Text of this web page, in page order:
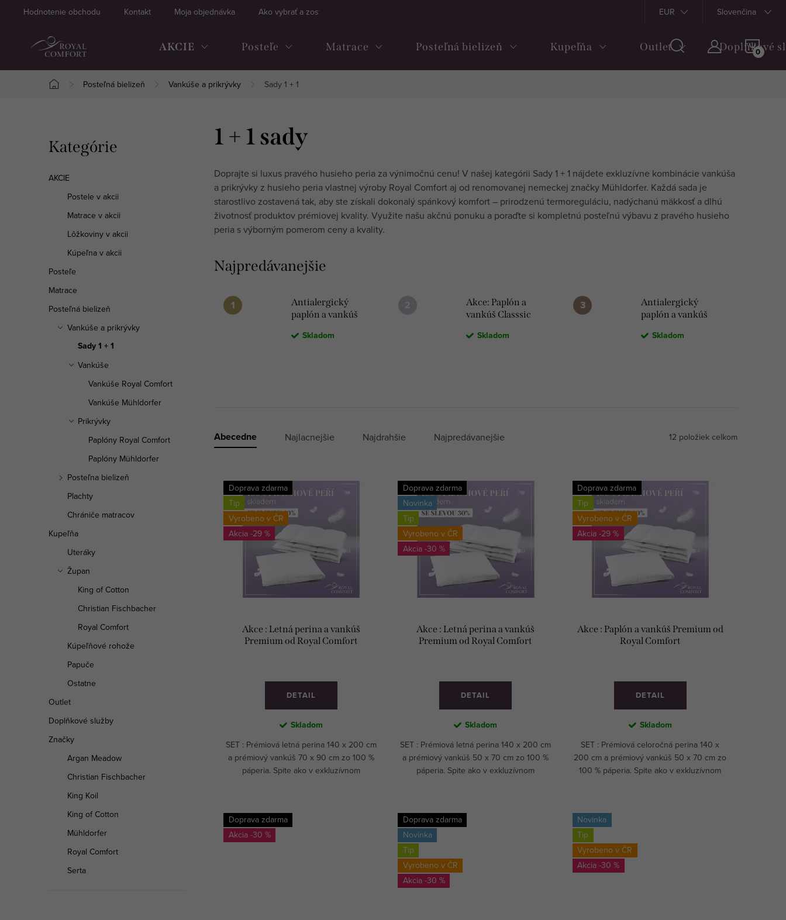
Hodnotenie obchodu Kontakt Moja objednávka Ako vybrať a zostaviť kontinentálnu posteľ Preprava a platba Vrátenie tovaru a
EUR Slovenčina
AKCIE Posteľe Matrace Posteľná bielizeň Kupeľňa Outlet Doplňkové
Domov
Posteľná bielizeň Vankúše a prikrývky Sady 1 + 1
o
č
a
n
e
Preskočiť
kategórie
Kategórie
AKCIE
Postele v akcii
Matrace v akcii
Lôžkoviny v akcii
Kúpeľna v akcii
Posteľe
Matrace
Posteľná bielizeň
Vankúše a prikrývky
Sady 1 + 1
Vankúše
Vankúše Royal Comfort
Vankúše Mühldorfer
Prikrývky
Paplóny Royal Comfort
Paplóny Mühldorfer
Posteľna bielizeň
Plachty
Chrániče matracov
Kupeľňa
Uteráky
Župan
King of Cotton
Christian Fischbacher
Royal Comfort
Kúpeľňové rohože
Papuče
Ostatne
Outlet
Doplňkové služby
Značky
Argan Meadow
Christian Fischbacher
King Koil
King of Cotton
Mühldorfer
Royal Comfort
Serta
1 + 1 sady
Doprajte si luxus pravého husieho peria za výnimočnú cenu! V našej kategórii Sady 1 + 1 nájdete exkluzívne kombinácie vankúša
a prikrývky z husieho peria vlastnej výroby Royal Comfort aj od renomovanej nemeckej značky Mühldorfer. Každá sada je
starostlivo zostavená tak, aby ste získali dokonalý spánkový komfort – prirodzenú termoreguláciu, nadýchanú mäkkosť a dlhú
životnosť produktov prémiovej kvality. Využite našu akčnú ponuku a poraďte si kompletnú posteľnú výbavu z pravého husieho
peria s výborným pomerom ceny a kvality.
Najpredávanejšie
Antialergický
paplón a vankúš
Imprima
Skladom
Akce: Paplón a
vankúš Classsic
Skladom
Antialergický
paplón a vankúš
Imprima
Skladom
R
d
n
Abecedne Najlacnejšie Najdrahšie Najpredávanejšie 12 položiek celkom
V
p
Doprava zdarma
Tip
Vyrobeno v ČR
-29 %
Akce : Letná perina a vankúš
Premium od Royal Comfort
DETAIL
Skladom
SET : Prémiová letná perina 140 x 200 cm
a prémiový vankúš 70 x 90 cm zo 100 %
páperia. Spite ako v exkluzívnom
Doprava zdarma
Novinka
Tip
Vyrobeno v ČR
-30 %
Akce : Letná perina a vankúš
Premium od Royal Comfort
DETAIL
Skladom
SET : Prémiová letná perina 140 x 200 cm
a prémiový vankúš 50 x 70 cm zo 100 %
páperia. Spite ako v exkluzívnom
Doprava zdarma
Tip
Vyrobeno v ČR
-29 %
Akce : Paplón a vankúš Premium od
Royal Comfort
DETAIL
Skladom
SET : Prémiová celoročná perina 140 x
200 cm a prémiový vankúš 50 x 70 cm zo
100 % páperia. Spite ako v exkluzívnom
Doprava zdarma
-30 %
Doprava zdarma
Novinka
Tip
Vyrobeno v ČR
-30 %
Novinka
Tip
Vyrobeno v ČR
-30 %